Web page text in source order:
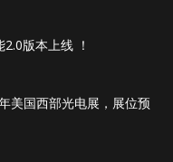
版本上线 ！
美国西部光电展，展位预